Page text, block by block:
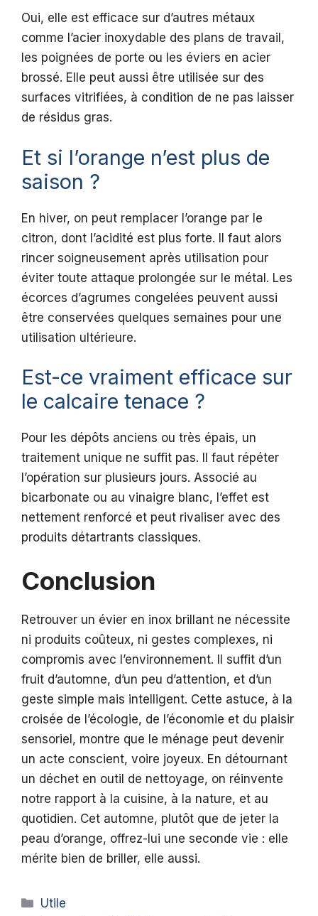
Oui, elle est efficace sur d’autres métaux
comme l’acier inoxydable des plans de travail,
les poignées de porte ou les éviers en acier
brossé. Elle peut aussi être utilisée sur des
surfaces vitrifiées, à condition de ne pas laisser
de résidus gras.
Et si l’orange n’est plus de
saison ?
En hiver, on peut remplacer l’orange par le
citron, dont l’acidité est plus forte. Il faut alors
rincer soigneusement après utilisation pour
éviter toute attaque prolongée sur le métal. Les
écorces d’agrumes congelées peuvent aussi
être conservées quelques semaines pour une
utilisation ultérieure.
Est-ce vraiment efficace sur
le calcaire tenace ?
Pour les dépôts anciens ou très épais, un
traitement unique ne suffit pas. Il faut répéter
l’opération sur plusieurs jours. Associé au
bicarbonate ou au vinaigre blanc, l’effet est
nettement renforcé et peut rivaliser avec des
produits détartrants classiques.
Conclusion
Retrouver un évier en inox brillant ne nécessite
ni produits coûteux, ni gestes complexes, ni
compromis avec l’environnement. Il suffit d’un
fruit d’automne, d’un peu d’attention, et d’un
geste simple mais intelligent. Cette astuce, à la
croisée de l’écologie, de l’économie et du plaisir
sensoriel, montre que le ménage peut devenir
un acte conscient, voire joyeux. En détournant
un déchet en outil de nettoyage, on réinvente
notre rapport à la cuisine, à la nature, et au
quotidien. Cet automne, plutôt que de jeter la
peau d’orange, offrez-lui une seconde vie : elle
mérite bien de briller, elle aussi.
Catégories
Utile